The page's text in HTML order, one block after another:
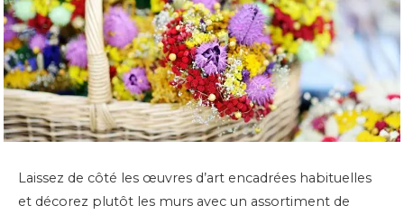
Laissez de côté les œuvres d’art encadrées habituelles
et décorez plutôt les murs avec un assortiment de